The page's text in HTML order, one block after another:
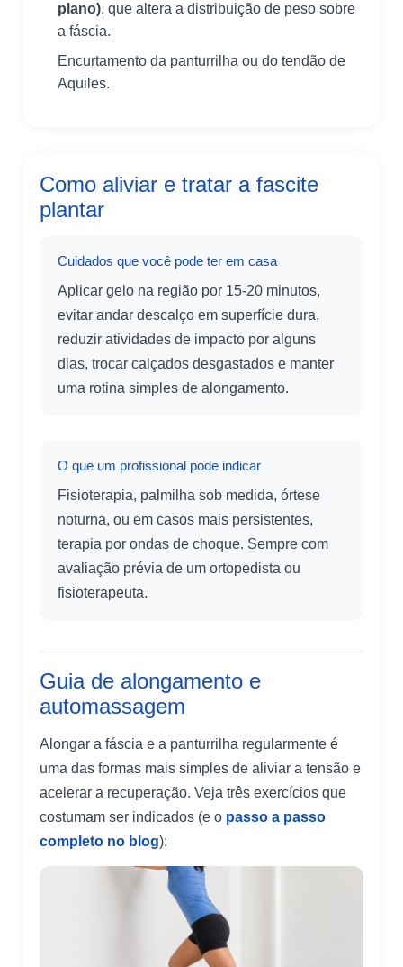
plano), que altera a distribuição de peso sobre
a fáscia.
Encurtamento da panturrilha ou do tendão de
Aquiles.
Como aliviar e tratar a fascite
plantar
Cuidados que você pode ter em casa
Aplicar gelo na região por 15-20 minutos,
evitar andar descalço em superfície dura,
reduzir atividades de impacto por alguns
dias, trocar calçados desgastados e manter
uma rotina simples de alongamento.
O que um profissional pode indicar
Fisioterapia, palmilha sob medida, órtese
noturna, ou em casos mais persistentes,
terapia por ondas de choque. Sempre com
avaliação prévia de um ortopedista ou
fisioterapeuta.
Guia de alongamento e
automassagem
Alongar a fáscia e a panturrilha regularmente é
uma das formas mais simples de aliviar a tensão e
acelerar a recuperação. Veja três exercícios que
costumam ser indicados (e o passo a passo
completo no blog):